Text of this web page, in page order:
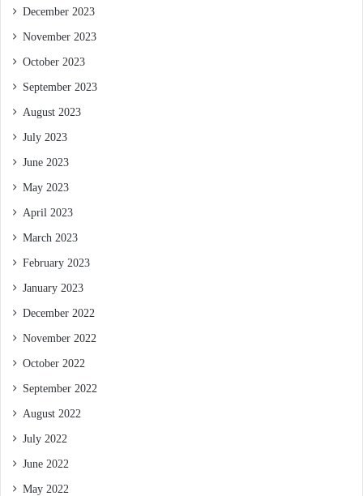
December 2023
November 2023
October 2023
September 2023
August 2023
July 2023
June 2023
May 2023
April 2023
March 2023
February 2023
January 2023
December 2022
November 2022
October 2022
September 2022
August 2022
July 2022
June 2022
May 2022